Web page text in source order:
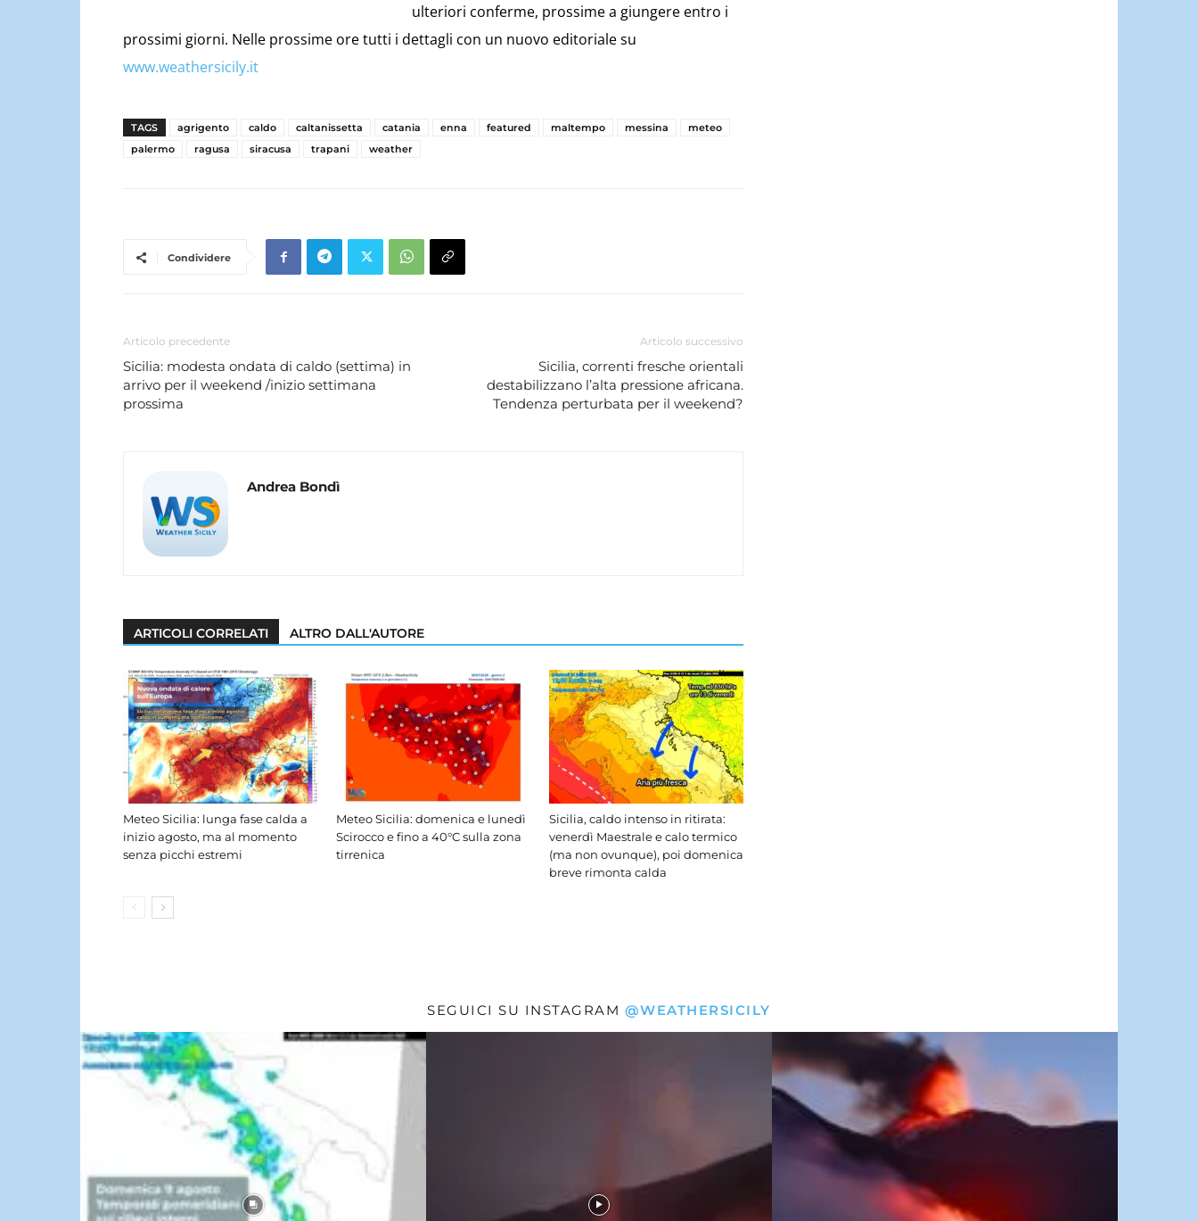
ulteriori conferme, prossime a giungere entro i
prossimi giorni. Nelle prossime ore tutti i dettagli con un nuovo editoriale su
www.weathersicily.it
TAGS agrigento caldo caltanissetta catania enna featured maltempo messina
meteo
palermo
ragusa siracusa trapani weather
Condividere
Articolo precedente
Sicilia: modesta ondata di caldo (settima) in
arrivo per il weekend /inizio settimana
prossima
Articolo successivo
Sicilia, correnti fresche orientali
destabilizzano l’alta pressione africana.
Tendenza perturbata per il weekend?
Andrea Bondì
ARTICOLI CORRELATI ALTRO DALL'AUTORE
Meteo Sicilia: lunga fase calda a
inizio agosto, ma al momento
senza picchi estremi
Meteo Sicilia: domenica e lunedì
Scirocco e fino a 40°C sulla zona
tirrenica
Sicilia, caldo intenso in ritirata:
venerdì Maestrale e calo termico
(ma non ovunque), poi domenica
breve rimonta calda
SEGUICI SU INSTAGRAM @WEATHERSICILY